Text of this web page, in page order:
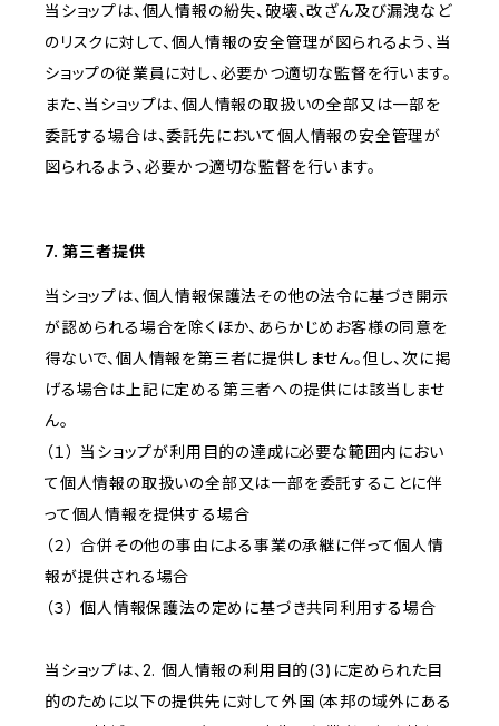
当ショップは、個人情報の紛失、破壊、改ざん及び漏洩など
のリスクに対して、個人情報の安全管理が図られるよう、当
ショップの従業員に対し、必要かつ適切な監督を行います。
また、当ショップは、個人情報の取扱いの全部又は一部を
委託する場合は、委託先において個人情報の安全管理が
図られるよう、必要かつ適切な監督を行います。
7. 第三者提供
当ショップは、個人情報保護法その他の法令に基づき開示
が認められる場合を除くほか、あらかじめお客様の同意を
得ないで、個人情報を第三者に提供しません。但し、次に掲
げる場合は上記に定める第三者への提供には該当しませ
ん。
（１） 当ショップが利用目的の達成に必要な範囲内におい
て個人情報の取扱いの全部又は一部を委託することに伴
って個人情報を提供する場合
（２） 合併その他の事由による事業の承継に伴って個人情
報が提供される場合
（３） 個人情報保護法の定めに基づき共同利用する場合
当ショップは、2. 個人情報の利用目的(3)に定められた目
的のために以下の提供先に対して外国（本邦の域外にある